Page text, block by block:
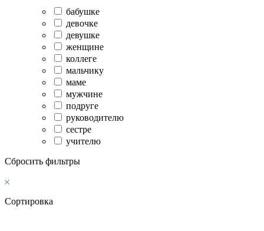
бабушке
девочке
девушке
женщине
коллеге
мальчику
маме
мужчине
подруге
руководителю
сестре
учителю
Сбросить фильтры
Сортировка